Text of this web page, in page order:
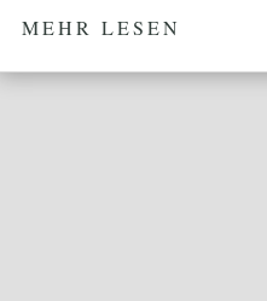
MEHR LESEN